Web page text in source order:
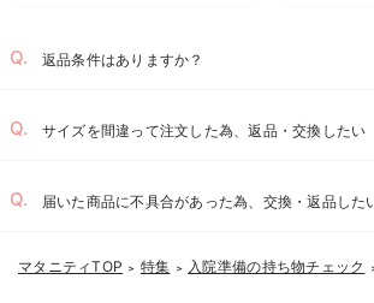
返品条件はありますか？
サイズを間違って注文した為、返品・交換したい
届いた商品に不具合があった為、交換・返品した
お気に入り商品を確認する
マタニティTOP ＞ 特集 ＞ 入院準備の持ち物チェック